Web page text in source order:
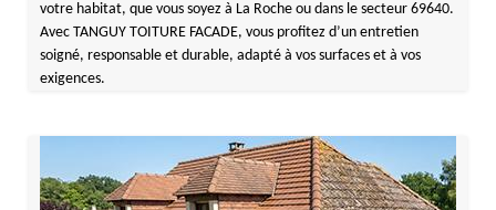
votre habitat, que vous soyez à La Roche ou dans le secteur 69640.
Avec TANGUY TOITURE FACADE, vous profitez d’un entretien
soigné, responsable et durable, adapté à vos surfaces et à vos
exigences.